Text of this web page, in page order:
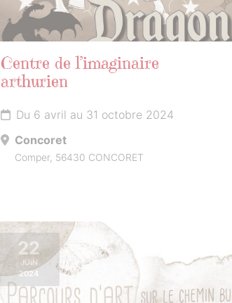
Centre de l’imaginaire
arthurien
Du 6 avril au 31 octobre 2024
Concoret
Comper, 56430 CONCORET
22
JUIN
2024